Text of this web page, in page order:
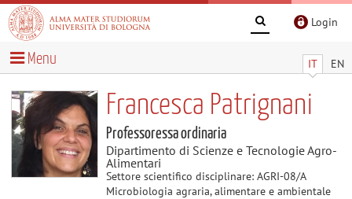
Login
IT EN
Menu
Francesca Patrignani
Professoressa ordinaria
Dipartimento di Scienze e Tecnologie Agro-
Alimentari
Settore scientifico disciplinare: AGRI-08/A
Microbiologia agraria, alimentare e ambientale